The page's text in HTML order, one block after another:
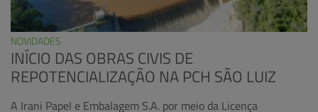
NOVIDADES
INÍCIO DAS OBRAS CIVIS DE
REPOTENCIALIZAÇÃO NA PCH SÃO LUIZ
A Irani Papel e Embalagem S.A. por meio da Licença